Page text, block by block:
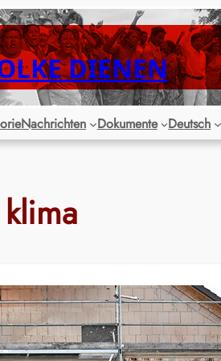
DIENEN
Nachrichten Dokumente Deutsch
klima